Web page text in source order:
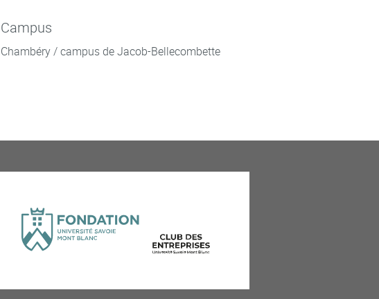
Campus
Chambéry / campus de Jacob-Bellecombette